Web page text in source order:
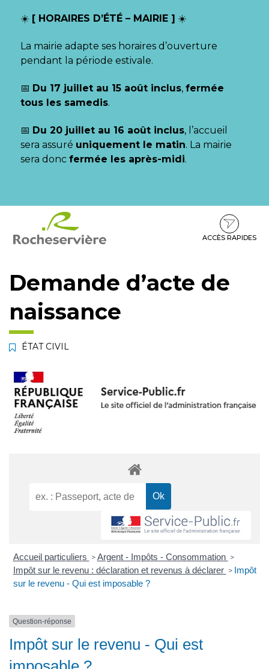
☀️ [ HORAIRES D’ÉTÉ – MAIRIE ] ☀️
La mairie adapte ses horaires d’ouverture
pendant la période estivale.
📅 Du 17 juillet au 15 août inclus, fermée
tous les samedis.
📅 Du 20 juillet au 16 août inclus, l’accueil
sera assuré uniquement le matin. La mairie
sera donc fermée les après-midi.
contenu
pied
ACCÈS RAPIDES
Demande d’acte de
naissance
ÉTAT CIVIL
Accueil particuliers > Argent - Impôts - Consommation >
Impôt sur le revenu : déclaration et revenus à déclarer > Impôt
sur le revenu - Qui est imposable ?
Question-réponse
Impôt sur le revenu - Qui est